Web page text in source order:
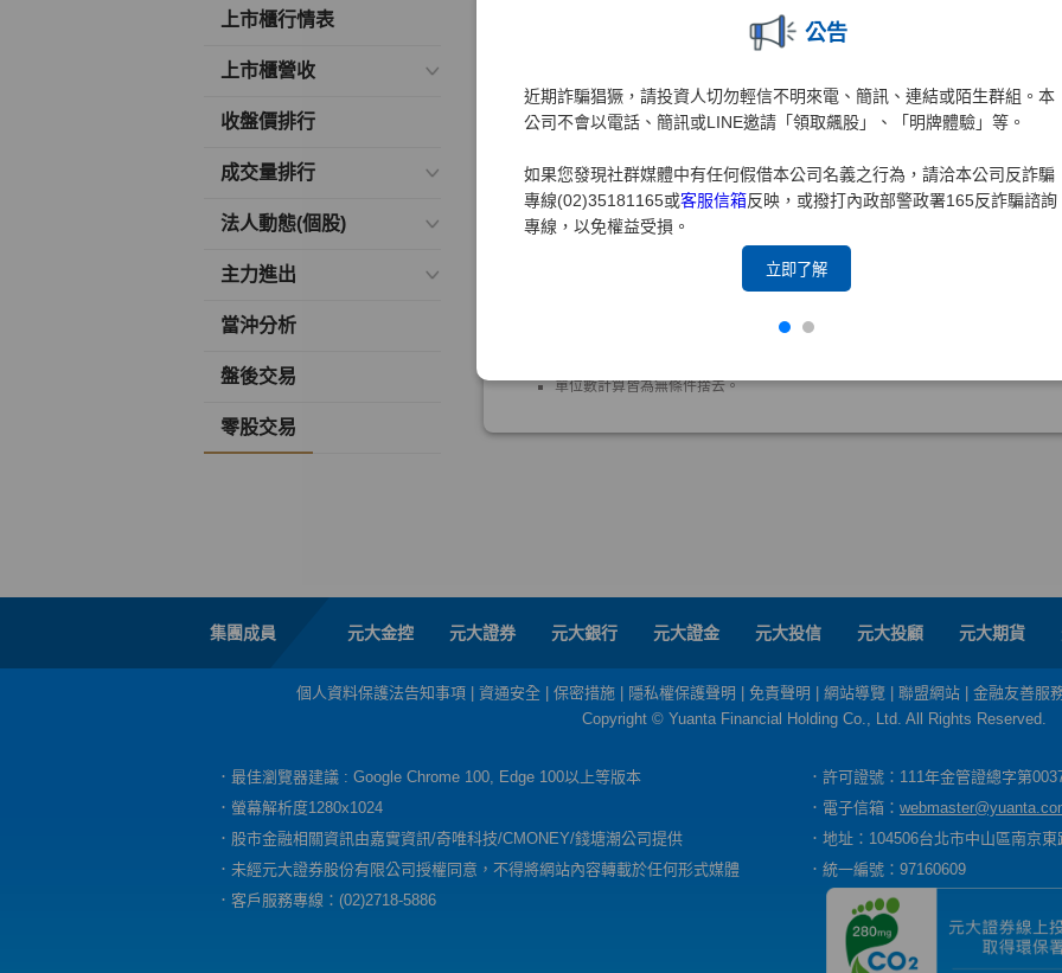
公告
近期詐騙猖獗，請投資人切勿輕信不明來電、簡訊、連結或陌生群組。本
公司不會以電話、簡訊或LINE邀請「領取飆股」、「明牌體驗」等。
如果您發現社群媒體中有任何假借本公司名義之行為，請洽本公司反詐騙
專線(02)35181165或客服信箱反映，或撥打內政部警政署165反詐騙諮詢
專線，以免權益受損。
立即了解
上市櫃行情表
上市櫃營收
收盤價排行
成交量排行
法人動態(個股)
主力進出
當沖分析
盤後交易
零股交易
集團成員 元大金控 元大證券 元大銀行 元大證金 元大投信 元大投顧 元大期貨
個人資料保護法告知事項 資通安全 保密措施 隱私權保護聲明 免責聲明 網站導覽 聯盟網站
金融友善服
Copyright © Yuanta Financial Holding Co., Ltd. All Rights Reserved.
．最佳瀏覽器建議 : Google Chrome 100, Edge 100以上等版本
．許可證號：111年金管證總字第
．螢幕解析度1280x1024
．電子信箱：
．股市金融相關資訊由嘉實資訊/奇唯科技/CMONEY/錢塘潮公司提供
．地址：104506台北市中山區南京
．未經元大證券股份有限公司授權同意，不得將網站內容轉載於任何形式媒體
．統一編號：97160609
．客戶服務專線：(02)2718-5886